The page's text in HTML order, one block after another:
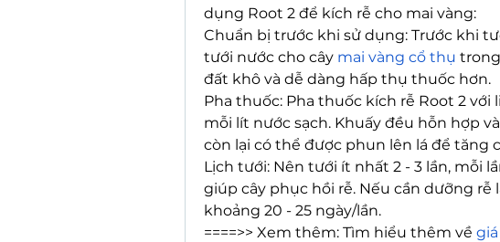
dụng Root 2 để kích rễ cho mai vàng:
Chuẩn bị trước khi sử dụng: Trước khi
tưới nước cho cây mai vàng cổ thụ
đất khô và dễ dàng hấp thụ thuốc hơn.
Pha thuốc: Pha thuốc kích rễ Root 2 với
mỗi lít nước sạch. Khuấy đều hỗn hợp
còn lại có thể được phun lên lá để tăng
Lịch tưới: Nên tưới ít nhất 2 - 3 lần, mỗi
giúp cây phục hồi rễ. Nếu cần dưỡng rễ
khoảng 20 - 25 ngày/lần.
====>> Xem thêm: Tìm hiểu thêm về